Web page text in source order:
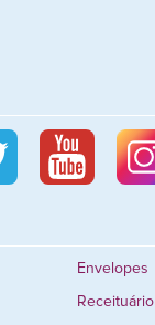
Envelopes
Receituário